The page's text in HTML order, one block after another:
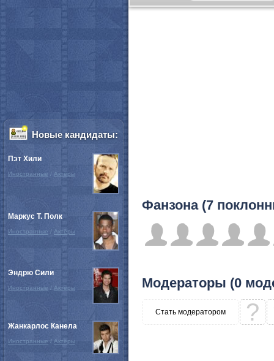
Фанзона (7
Модераторы (0
Стать модератором ?
Новые кандидаты:
Пэт Хили
Иностранные / Актёры
Маркус Т. Полк
Иностранные / Актёры
Эндрю Сили
Иностранные / Актёры
Жанкарлос Канела
Иностранные / Актёры